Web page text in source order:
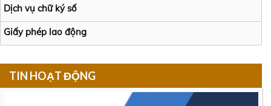
Dịch vụ chữ ký số
Giấy phép lao động
TIN HOẠT ĐỘNG